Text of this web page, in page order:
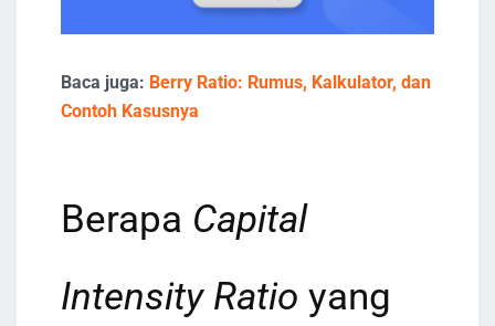
Baca juga: Berry Ratio: Rumus, Kalkulator, dan
Contoh Kasusnya
Berapa Capital
Intensity Ratio yang